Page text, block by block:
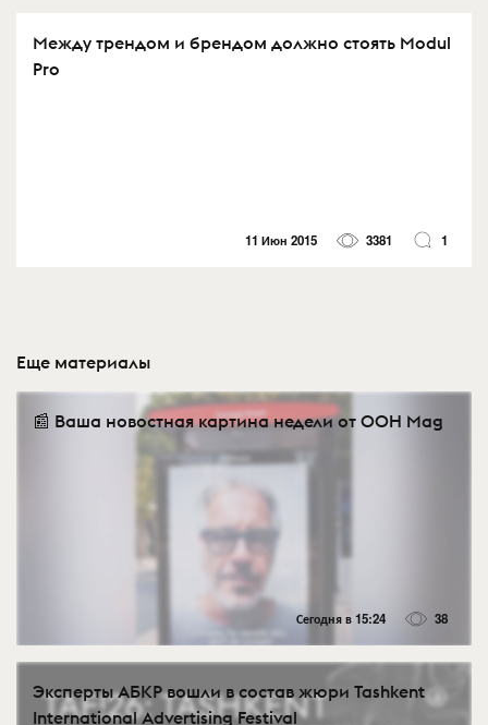
Между трендом и брендом должно стоять Modul
Pro
11 Июн 2015 3381 1
Еще материалы
📰 Ваша новостная картина недели от OOH Mag
Сегодня в 15:24 38
Эксперты АБКР вошли в состав жюри Tashkent
International Advertising Festival